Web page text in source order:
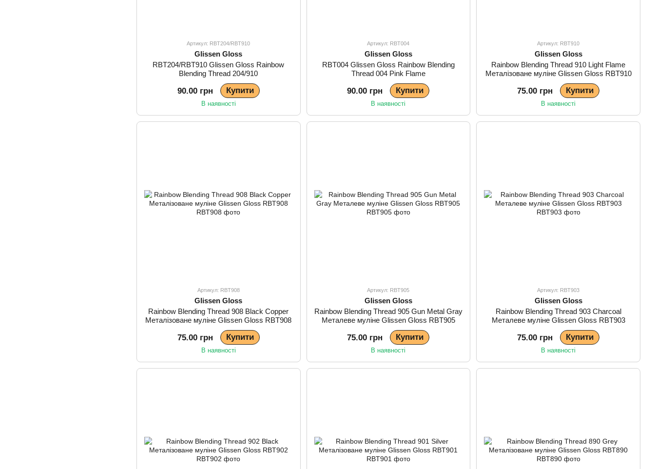
Артикул: RBT204/RBT910
Glissen Gloss
RBT204/RBT910 Glissen Gloss Rainbow
Blending Thread 204/910
90.00 грн Купити
В наявності
Артикул: RBT004
Glissen Gloss
RBT004 Glissen Gloss Rainbow Blending
Thread 004 Pink Flame
90.00 грн Купити
В наявності
Артикул: RBT910
Glissen Gloss
Rainbow Blending Thread 910 Light Flame
Металізоване муліне Glissen Gloss RBT910
75.00 грн Купити
В наявності
Артикул: RBT908
Glissen Gloss
Rainbow Blending Thread 908 Black Copper
Металізоване муліне Glissen Gloss RBT908
75.00 грн Купити
В наявності
Артикул: RBT905
Glissen Gloss
Rainbow Blending Thread 905 Gun Metal Gray
Металеве муліне Glissen Gloss RBT905
75.00 грн Купити
В наявності
Артикул: RBT903
Glissen Gloss
Rainbow Blending Thread 903 Charcoal
Металеве муліне Glissen Gloss RBT903
75.00 грн Купити
В наявності